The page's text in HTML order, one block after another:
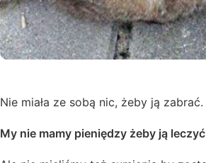
Nie miała ze sobą nic, żeby ją zabrać.
My nie mamy pieniędzy żeby ją